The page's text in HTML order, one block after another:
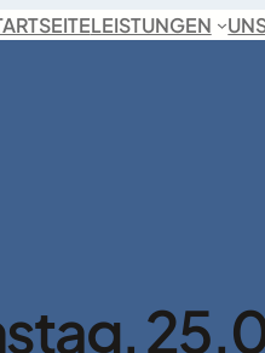
LEISTUNGEN